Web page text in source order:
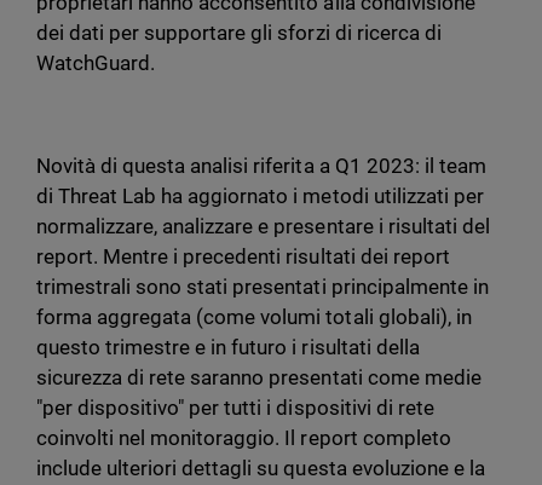
dei dati per supportare gli sforzi di ricerca di
WatchGuard.
Novità di questa analisi riferita a Q1 2023: il team
di Threat Lab ha aggiornato i metodi utilizzati per
normalizzare, analizzare e presentare i risultati del
report. Mentre i precedenti risultati dei report
trimestrali sono stati presentati principalmente in
forma aggregata (come volumi totali globali), in
questo trimestre e in futuro i risultati della
sicurezza di rete saranno presentati come medie
"per dispositivo" per tutti i dispositivi di rete
coinvolti nel monitoraggio. Il report completo
include ulteriori dettagli su questa evoluzione e la